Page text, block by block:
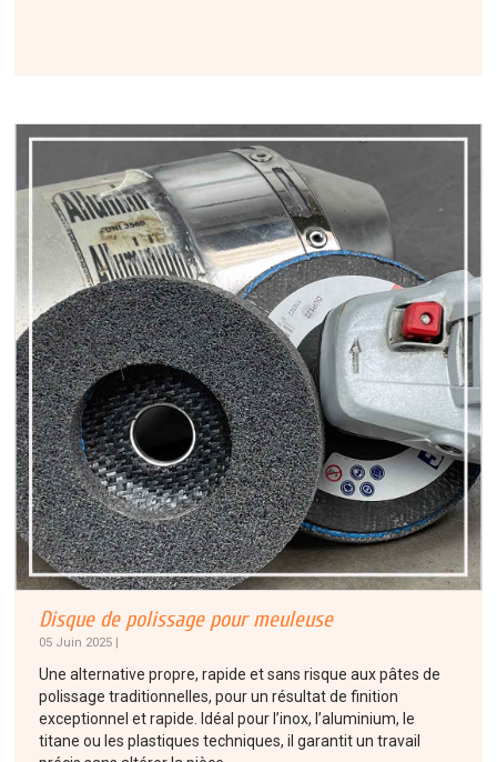
Disque de polissage pour meuleuse
05 Juin 2025 |
Une alternative propre, rapide et sans risque aux pâtes de
polissage traditionnelles, pour un résultat de finition
exceptionnel et rapide. Idéal pour l’inox, l’aluminium, le
titane ou les plastiques techniques, il garantit un travail